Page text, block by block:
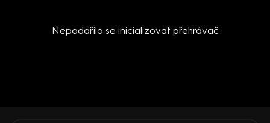
Nepodařilo se inicializovat přehrávač